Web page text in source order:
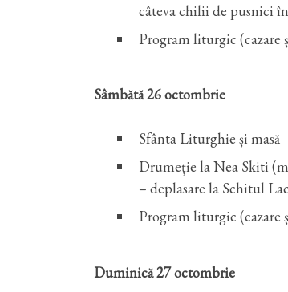
câteva chilii de pusnici în
Program liturgic (cazare
Sâmbătă 26 octombrie
Sfânta Liturghie și masă
Drumeție la Nea Skiti
– deplasare la Schitul
Program liturgic (cazare
Duminică 27 octombrie